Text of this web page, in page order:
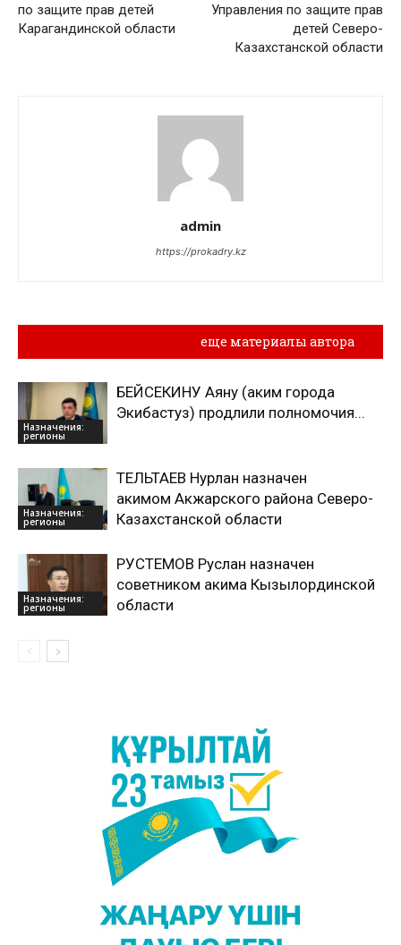
по защите прав детей
Карагандинской области
Управления по защите прав
детей Северо-
Казахстанской области
admin
https://prokadry.kz
еще материалы автора
Назначения:
регионы
БЕЙСЕКИНУ Аяну (аким города
Экибастуз) продлили полномочия...
Назначения:
регионы
ТЕЛЬТАЕВ Нурлан назначен
акимом Акжарского района Северо-
Казахстанской области
Назначения:
регионы
РУСТЕМОВ Руслан назначен
советником акима Кызылординской
области